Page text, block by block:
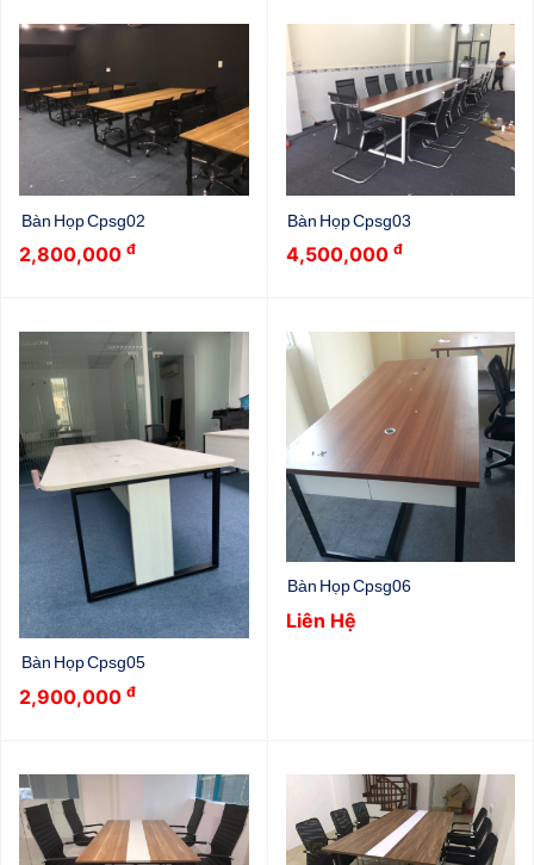
Bàn Họp Cpsg02
2,800,000 đ
Bàn Họp Cpsg03
4,500,000 đ
Bàn Họp Cpsg05
2,900,000 đ
Bàn Họp Cpsg06
Liên Hệ